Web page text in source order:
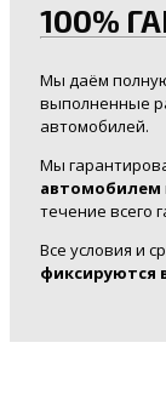
100%
Мы даём
выполненные
автомобилей.
Мы
автомобилем
течение всего
Все условия и
фиксируются